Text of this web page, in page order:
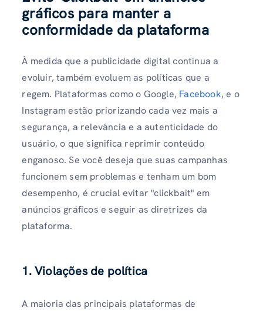
gráficos para manter a
conformidade da plataforma
À medida que a publicidade digital continua a
evoluir, também evoluem as políticas que a
regem. Plataformas como o Google, Facebook, e o
Instagram estão priorizando cada vez mais a
segurança, a relevância e a autenticidade do
usuário, o que significa reprimir conteúdo
enganoso. Se você deseja que suas campanhas
funcionem sem problemas e tenham um bom
desempenho, é crucial evitar "clickbait" em
anúncios gráficos e seguir as diretrizes da
plataforma.
1.Violações de política
A maioria das principais plataformas de